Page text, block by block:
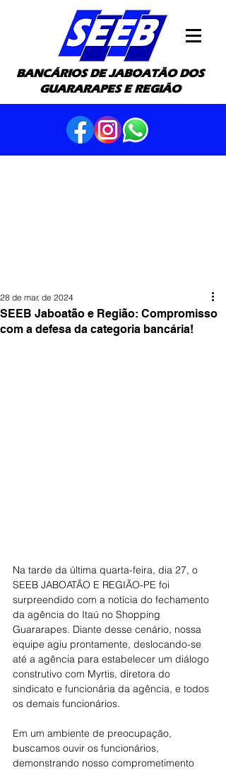
BANCÁRIOS DE JABOATÃO DOS
GUARARAPES E REGIÃO
SEEB Jaboatão e Região: Compromisso
com a defesa da categoria bancária!
28 de mar. de 2024
Na tarde da última quarta-feira, dia 27, o
SEEB JABOATÃO E REGIÃO-PE foi
surpreendido com a notícia do fechamento
da agência do Itaú no Shopping
Guararapes. Diante desse cenário, nossa
equipe agiu prontamente, deslocando-se
até a agência para estabelecer um diálogo
construtivo com Myrtis, diretora do
sindicato e funcionária da agência, e todos
os demais funcionários.
Em um ambiente de preocupação,
buscamos ouvir os funcionários,
demonstrando nosso comprometimento